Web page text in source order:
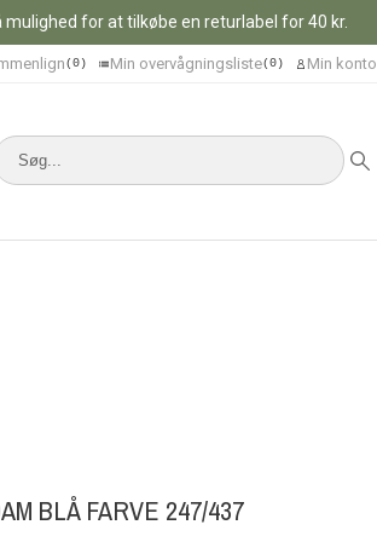
for at tilkøbe en returlabel for 40 kr.
0 Min overvågningsliste 0 Min konto
BLÅ FARVE 247/437